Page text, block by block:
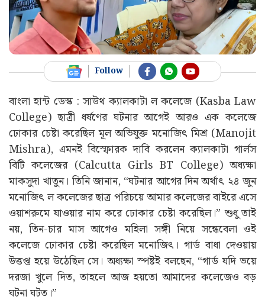
Follow
বাংলা হান্ট ডেস্ক : সাউথ ক্যালকাটা ল কলেজে (Kasba Law
College) ছাত্রী ধর্ষণের ঘটনার আগেই আরও এক কলেজে
ঢোকার চেষ্টা করেছিল মূল অভিযুক্ত মনোজিৎ মিশ্র (Manojit
Mishra), এমনই বিস্ফোরক দাবি করলেন ক্যালকাটা গার্লস
বিটি কলেজের (Calcutta Girls BT College) অধ্যক্ষা
মাকসুদা খাতুন। তিনি জানান, “ঘটনার আগের দিন অর্থাৎ ২৪ জুন
মনোজিৎ ল কলেজের ছাত্র পরিচয়ে আমার কলেজের বাইরে এসে
ওয়াশরুমে যাওয়ার নাম করে ঢোকার চেষ্টা করেছিল।” শুধু তাই
নয়, তিন-চার মাস আগেও মহিলা সঙ্গী নিয়ে সন্ধেবেলা ওই
কলেজে ঢোকার চেষ্টা করেছিল মনোজিৎ। গার্ড বাধা দেওয়ায়
উত্তপ্ত হয়ে উঠেছিল সে। অধ্যক্ষা স্পষ্টই বলছেন, “গার্ড যদি ভয়ে
দরজা খুলে দিত, তাহলে আজ হয়তো আমাদের কলেজেও বড়
ঘটনা ঘটত।”